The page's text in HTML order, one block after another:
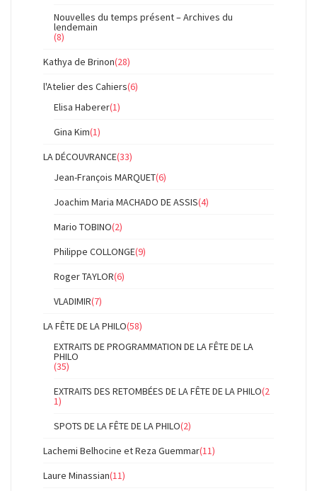
Nouvelles du temps présent – Archives du
lendemain
(8)
Kathya de Brinon(28)
l'Atelier des Cahiers(6)
Elisa Haberer(1)
Gina Kim(1)
LA DÉCOUVRANCE(33)
Jean-François MARQUET(6)
Joachim Maria MACHADO DE ASSIS(4)
Mario TOBINO(2)
Philippe COLLONGE(9)
Roger TAYLOR(6)
VLADIMIR(7)
LA FÊTE DE LA PHILO(58)
EXTRAITS DE PROGRAMMATION DE LA FÊTE DE LA
PHILO
(35)
EXTRAITS DES RETOMBÉES DE LA FÊTE DE LA PHILO(2
1)
SPOTS DE LA FÊTE DE LA PHILO(2)
Lachemi Belhocine et Reza Guemmar(11)
Laure Minassian(11)